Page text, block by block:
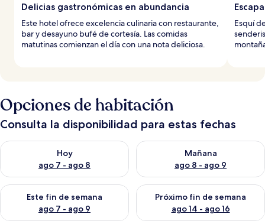
Delicias gastronómicas en abundancia
Este hotel ofrece excelencia culinaria con restaurante,
bar y desayuno bufé de cortesía. Las comidas
matutinas comienzan el día con una nota deliciosa.
Esquí
Opciones de habitación
Consulta la disponibilidad para estas fechas
Hoy
ago 7 - ago 8
Consulta la disponibilidad para hoy ago 7 - ago 8
Mañana
ago 8 - ago 9
Consulta la disponibilidad
Este fin de semana
ago 7 - ago 9
Consulta la disponibilidad para este fin de semana ago 7 -
Próximo fin de semana
ago 14 - ago 16
Consulta la disponibilidad